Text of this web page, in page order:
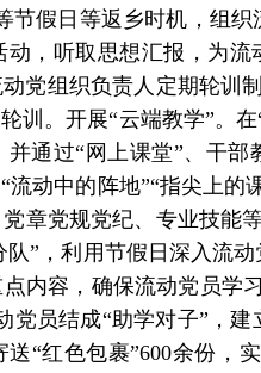
假日等返乡时机，组织
，听取思想汇报，为流
党组织负责人定期轮训
训。开展“云端教学”。
通过“网上课堂”、干部
动中的阵地”“指尖上的
章党规党纪、专业技能
队”，利用节假日深入流
内容，确保流动党员学
党员结成“助学对子”，建
“红色包裹”600余份，